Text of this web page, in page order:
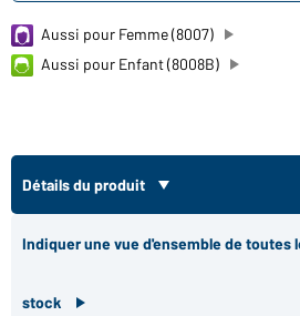
Aussi pour Femme (8007)
Aussi pour Enfant (8008B)
Détails du produit
Indiquer une vue d'ensemble de toutes
stock